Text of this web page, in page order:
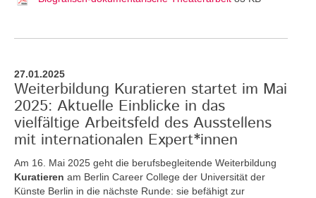
27.01.2025
Weiterbildung Kuratieren startet im Mai
2025: Aktuelle Einblicke in das
vielfältige Arbeitsfeld des Ausstellens
mit internationalen Expert*innen
Am 16. Mai 2025 geht die berufsbegleitende Weiterbildung
Kuratieren am Berlin Career College der Universität der
Künste Berlin in die nächste Runde: sie befähigt zur